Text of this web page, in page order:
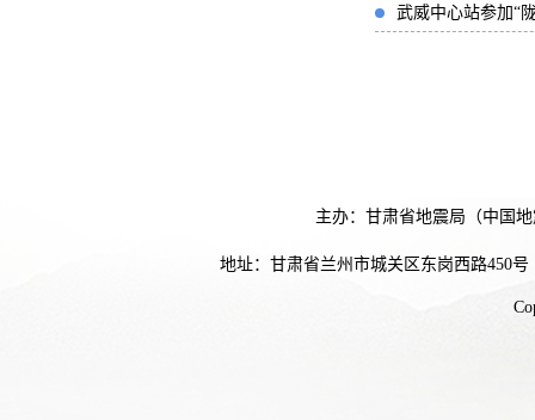
武威中心站参加“
主办：甘肃省地震局（中国
地址：甘肃省兰州市城关区东岗西路450号